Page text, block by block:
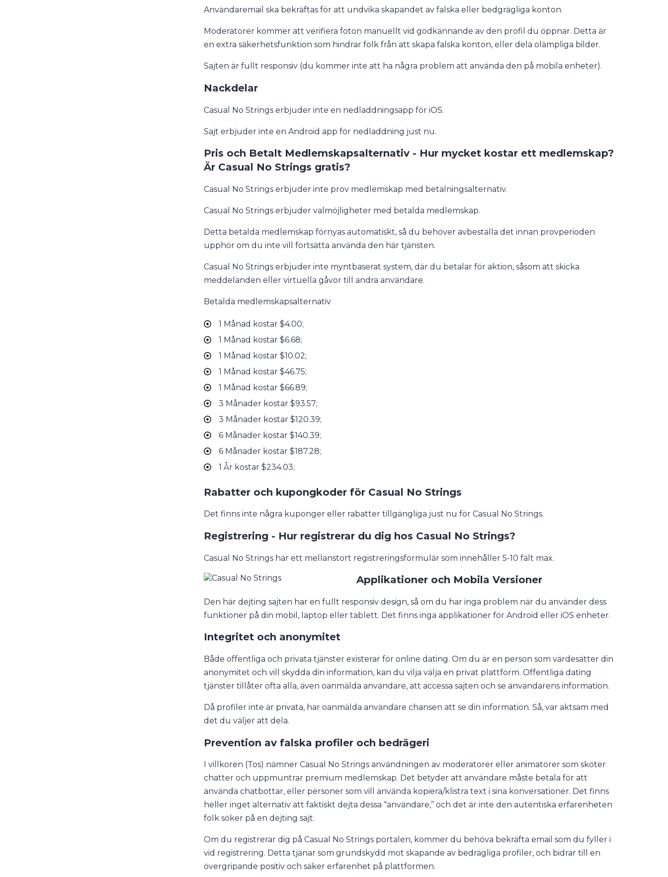
Användaremail ska bekräftas för att undvika skapandet av falska eller bedgrägliga konton.
Moderatorer kommer att verifiera foton manuellt vid godkännande av den profil du öppnar. Detta är
en extra säkerhetsfunktion som hindrar folk från att skapa falska konton, eller dela olämpliga bilder.
Sajten är fullt responsiv (du kommer inte att ha några problem att använda den på mobila enheter).
Nackdelar
Casual No Strings erbjuder inte en nedladdningsapp för iOS.
Sajt erbjuder inte en Android app för nedladdning just nu.
Pris och Betalt Medlemskapsalternativ - Hur mycket kostar ett medlemskap?
Är Casual No Strings gratis?
Casual No Strings erbjuder inte prov medlemskap med betalningsalternativ.
Casual No Strings erbjuder valmöjligheter med betalda medlemskap.
Detta betalda medlemskap förnyas automatiskt, så du behöver avbeställa det innan provperioden
upphör om du inte vill fortsätta använda den här tjänsten.
Casual No Strings erbjuder inte myntbaserat system, där du betalar för aktion, såsom att skicka
meddelanden eller virtuella gåvor till andra användare.
Betalda medlemskapsalternativ
1 Månad kostar $4.00;
1 Månad kostar $6.68;
1 Månad kostar $10.02;
1 Månad kostar $46.75;
1 Månad kostar $66.89;
3 Månader kostar $93.57;
3 Månader kostar $120.39;
6 Månader kostar $140.39;
6 Månader kostar $187.28;
1 År kostar $234.03;
Rabatter och kupongkoder för Casual No Strings
Det finns inte några kuponger eller rabatter tillgängliga just nu för Casual No Strings.
Registrering - Hur registrerar du dig hos Casual No Strings?
Casual No Strings har ett mellanstort registreringsformulär som innehåller 5-10 fält max.
Applikationer och Mobila Versioner
Den här dejting sajten har en fullt responsiv design, så om du har inga problem när du använder dess
funktioner på din mobil, laptop eller tablett. Det finns inga applikationer för Android eller iOS enheter.
Integritet och anonymitet
Både offentliga och privata tjänster existerar för online dating. Om du är en person som värdesätter din
anonymitet och vill skydda din information, kan du vilja välja en privat plattform. Offentliga dating
tjänster tillåter ofta alla, även oanmälda användare, att accessa sajten och se användarens information.
Då profiler inte är privata, har oanmälda användare chansen att se din information. Så, var aktsam med
det du väljer att dela.
Prevention av falska profiler och bedrägeri
I villkoren (Tos) nämner Casual No Strings användningen av moderatorer eller animatörer som sköter
chatter och uppmuntrar premium medlemskap. Det betyder att användare måste betala för att
använda chatbottar, eller personer som vill använda kopiera/klistra text i sina konversationer. Det finns
heller inget alternativ att faktiskt dejta dessa “användare,” och det är inte den autentiska erfarenheten
folk söker på en dejting sajt.
Om du registrerar dig på Casual No Strings portalen, kommer du behöva bekräfta email som du fyller i
vid registrering. Detta tjänar som grundskydd mot skapande av bedrägliga profiler, och bidrar till en
övergripande positiv och säker erfarenhet på plattformen.